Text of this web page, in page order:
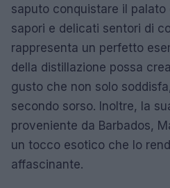
saputo conquistare il
sapori e delicati sentori di
rappresenta un perfetto
della distillazione possa
gusto che non solo
secondo sorso. Inoltre, la
proveniente da Barbados,
un tocco esotico che lo
affascinante.